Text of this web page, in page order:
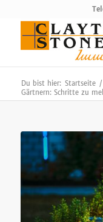
Du bist hier: Startseite /
Gärtnern: Schritte zu